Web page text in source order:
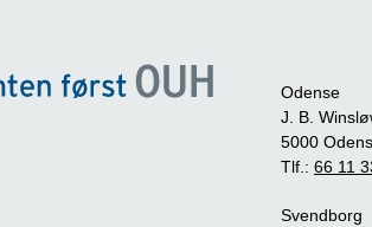
Odense
J. B.
5000
Tlf.: 66 11
Svendborg